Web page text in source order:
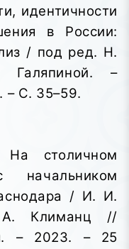
идентичности
в России:
/ под ред. Н.
–
– С. 35–59.
На столичном
/ И. И.
А. Климанц //
– 2023. – 25